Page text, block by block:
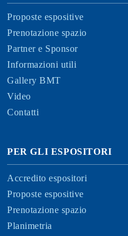
Proposte espositive
Prenotazione spazio
Partner e Sponsor
Informazioni utili
Gallery BMT
Video
Contatti
PER GLI ESPOSITORI
Accredito espositori
Proposte espositive
Prenotazione spazio
Planimetria